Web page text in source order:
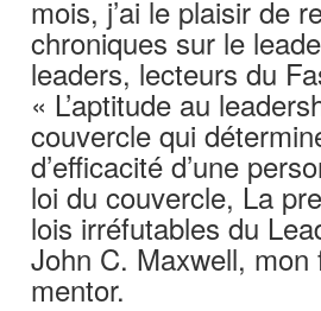
mois, j’ai le plaisir de
chroniques sur le
leaders, lecteurs du
« L’aptitude au
couvercle qui
d’efficacité d’une
loi du couvercle, La
lois irréfutables du
John C. Maxwell, mon
mentor.